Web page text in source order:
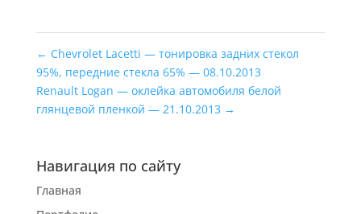
← Chevrolet Lacetti — тонировка задних стекол
95%, передние стекла 65% — 08.10.2013
Renault Logan — оклейка автомобиля белой
глянцевой пленкой — 21.10.2013 →
Навигация по сайту
Главная